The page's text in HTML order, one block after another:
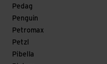
Pedag
Penguin
Petromax
Petzl
Pibella